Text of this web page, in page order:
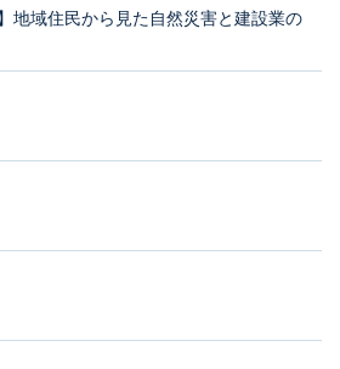
地域住民から見た自然災害と建設業の